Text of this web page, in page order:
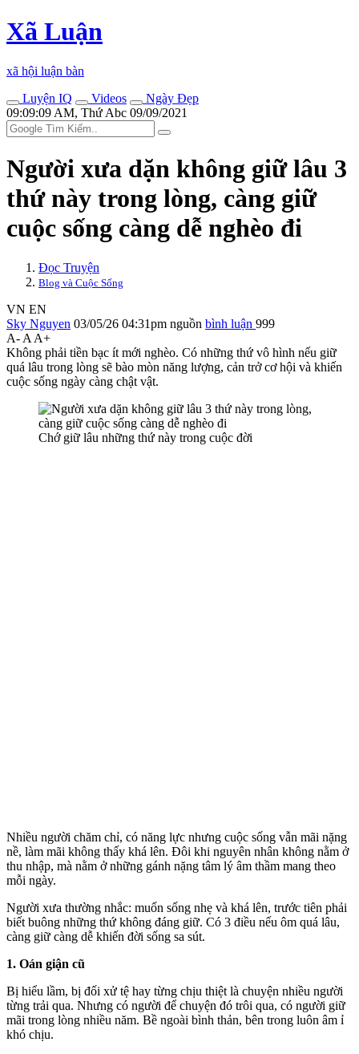
Xã Luận
xã hội luận bàn
Luyện IQ
Videos
Ngày Đẹp
09:09:09 AM, Thứ Abc 09/09/2021
Người xưa dặn không giữ lâu 3
thứ này trong lòng, càng giữ
cuộc sống càng dễ nghèo đi
Đọc Truyện
Blog và Cuộc Sống
VN EN
Sky Nguyen 03/05/26 04:31pm nguồn bình luận 999
A- A A+
Không phải tiền bạc ít mới nghèo. Có những thứ vô hình nếu giữ
quá lâu trong lòng sẽ bào mòn năng lượng, cản trở cơ hội và khiến
cuộc sống ngày càng chật vật.
Chớ giữ lâu những thứ này trong cuộc đời
Nhiều người chăm chỉ, có năng lực nhưng cuộc sống vẫn mãi nặng
nề, làm mãi không thấy khá lên. Đôi khi nguyên nhân không nằm ở
thu nhập, mà nằm ở những gánh nặng tâm lý âm thầm mang theo
mỗi ngày.
Người xưa thường nhắc: muốn sống nhẹ và khá lên, trước tiên phải
biết buông những thứ không đáng giữ. Có 3 điều nếu ôm quá lâu,
càng giữ càng dễ khiến đời sống sa sút.
1. Oán giận cũ
Bị hiểu lầm, bị đối xử tệ hay từng chịu thiệt là chuyện nhiều người
từng trải qua. Nhưng có người để chuyện đó trôi qua, có người giữ
mãi trong lòng nhiều năm. Bề ngoài bình thản, bên trong luôn âm ỉ
khó chịu.